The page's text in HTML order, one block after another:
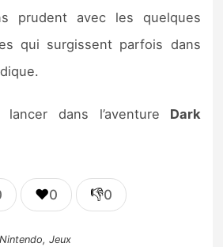
prudent avec les quelques
qui surgissent parfois dans
dans l’aventure Dark
❤️0 👎0
,Jeux